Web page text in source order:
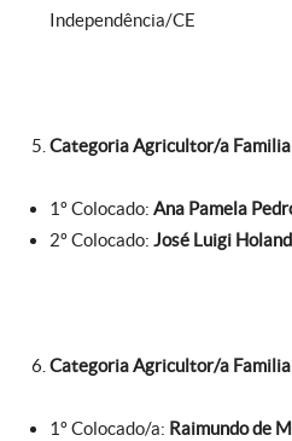
Independência/CE
CategoriaAgricultor/a
1º Colocado: Ana Pamela
2º Colocado: José Luigi
CategoriaAgricultor/a
1º Colocado/a: Raimundo de